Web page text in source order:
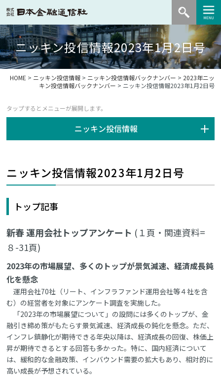
ニッキン投信情報2023年1月2日号
HOME > ニッキン投信情報> ニッキン投信情報バックナンバー > 2023年ニッ
キン投信情報バックナンバー > ニッキン投信情報2023年1月2日号
ニッキン投信情報
ニッキン投信情報2023年1月2日号
トップ記事
新春 運用会社トップアンケート (１頁・関連資料=
８-31頁)
2023年の市場展望、多くのトップが景気減速、経済成長鈍
化を懸念
運用会社70社（リート、インフラファンド運用会社等４社を含
む）の経営者を対象にアンケート調査を実施した。
「2023年の市場展望について」の設問には多くのトップが、金
融引き締め策がもたらす景気減速、経済成長の鈍化を懸念。ただ、
インフレ鎮静化が期待できる年央以降は、経済成長の回復、株価上
昇が期待できるとする回答も多かった。特に、国内経済について
は、緩和的な金融政策、インバウンド需要の拡大もあり、相対的に
高い成長が予想されている。